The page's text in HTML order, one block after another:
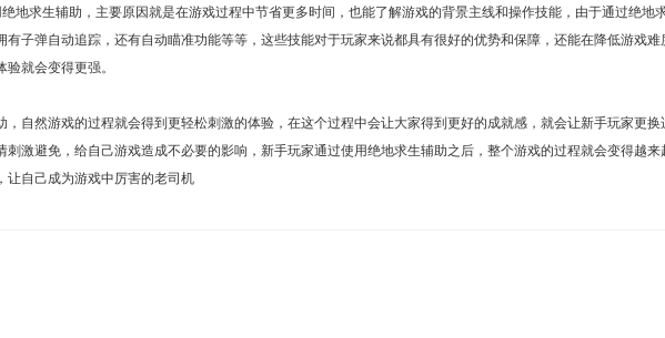
地求生辅助，主要原因就是在游戏过程中节省更多时间，也能了解游戏的背景主线和操作技能，由于通过绝地
子弹自动追踪，还有自动瞄准功能等等，这些技能对于玩家来说都具有很好的优势和保障，还能在降低游戏难
就会变得更强。
自然游戏的过程就会得到更轻松刺激的体验，在这个过程中会让大家得到更好的成就感，就会让新手玩家更换
激避免，给自己游戏造成不必要的影响，新手玩家通过使用绝地求生辅助之后，整个游戏的过程就会变得越来
让自己成为游戏中厉害的老司机